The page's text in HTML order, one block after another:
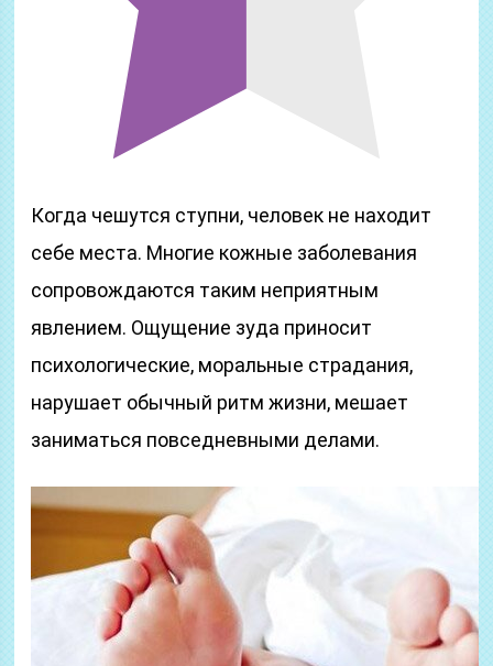
Когда чешутся ступни, человек не находит
себе места. Многие кожные заболевания
сопровождаются таким неприятным
явлением. Ощущение зуда приносит
психологические, моральные страдания,
нарушает обычный ритм жизни, мешает
заниматься повседневными делами.